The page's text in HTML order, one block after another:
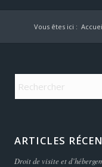
Vous êtes ici :
ARTICLES
Droit de visite et